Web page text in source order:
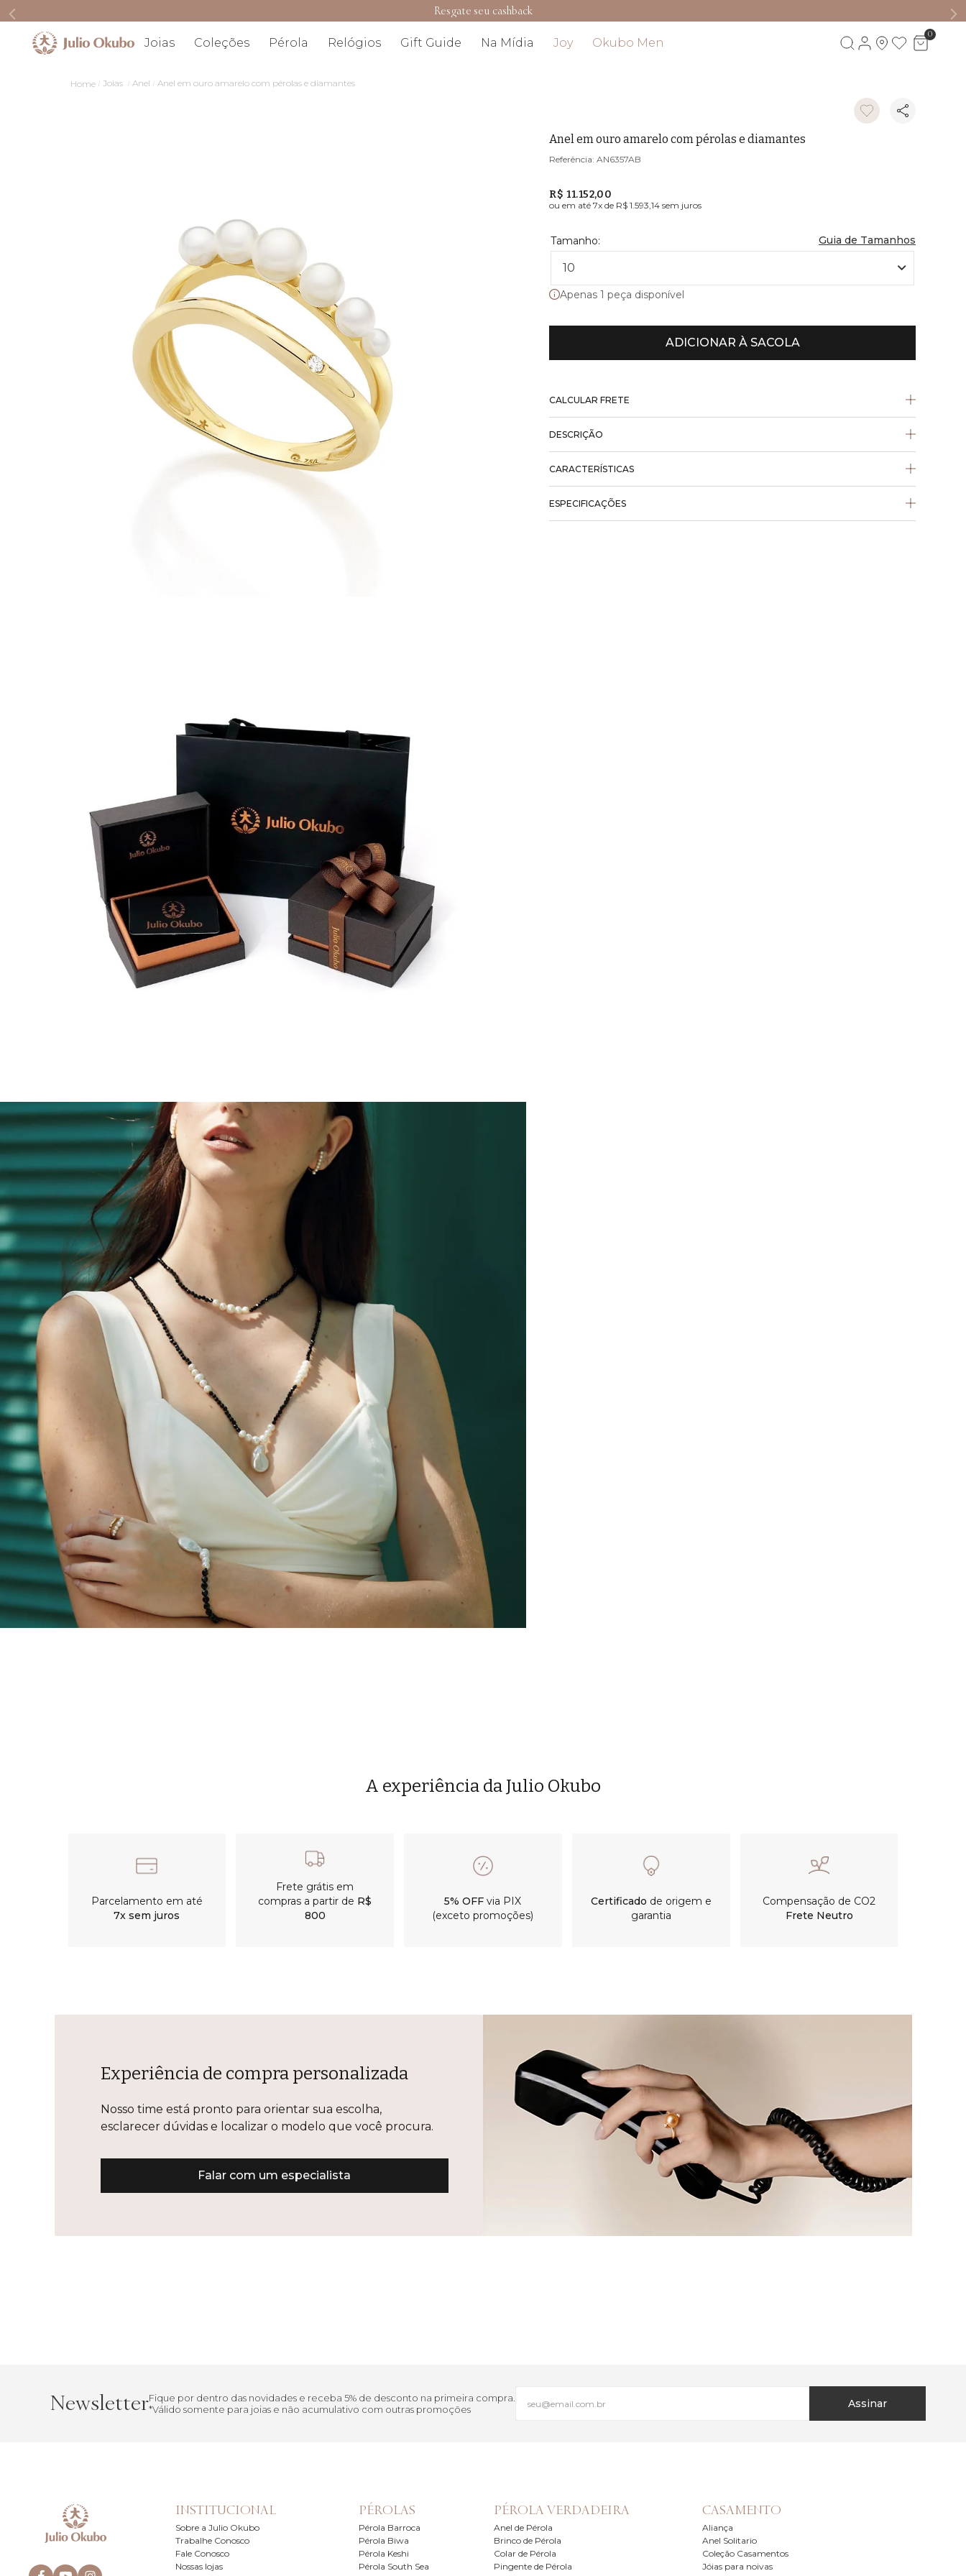
Resgate seu cashback
Joias Coleções Pérola Relógios Gift Guide Na Mídia Joy Okubo Men
0
Joias Anel Anel em ouro amarelo com pérolas e diamantes
Anel em ouro amarelo com pérolas e diamantes
AN6357AB
R$ 11.152,00
ou em até7x de R$ 1.593,14 sem juros
Guia de Tamanhos
10
Apenas 1 peça disponível
ADICIONAR À SACOLA
CALCULAR FRETE
DESCRIÇÃO
CARACTERÍSTICAS
ESPECIFICAÇÕES
A experiência da Julio Okubo
Parcelamento em até
7x sem juros
Frete grátis em
compras a partir de R$
800
5% OFF via PIX
(exceto promoções)
Certificado de origem e
garantia
Compensação de CO2
Frete Neutro
Experiência de compra personalizada
Nosso time está pronto para orientar sua escolha,
esclarecer dúvidas e localizar o modelo que você procura.
Falar com um especialista
NewsletterFique por dentro das novidades e receba 5% de desconto na primeira compra.
*Válido somente para joias e não acumulativo com outras promoções
Assinar
INSTITUCIONAL
Sobre a Julio Okubo
Trabalhe Conosco
Fale Conosco
Nossas lojas
PÉROLAS
Pérola Barroca
Pérola Biwa
Pérola Keshi
Pérola South Sea
PÉROLA VERDADEIRA
Anel de Pérola
Brinco de Pérola
Colar de Pérola
Pingente de Pérola
CASAMENTO
Aliança
Anel Solitario
Coleção Casamentos
Jóias para noivas